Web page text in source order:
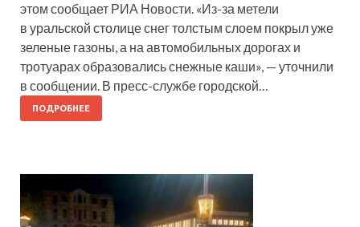
этом сообщает РИА Новости. «Из-за метели
в уральской столице снег толстым слоем покрыл уже
зеленые газоны, а на автомобильных дорогах и
тротуарах образовались снежные каши», — уточнили
в сообщении. В пресс-службе городской…
ПОДРОБНЕЕ